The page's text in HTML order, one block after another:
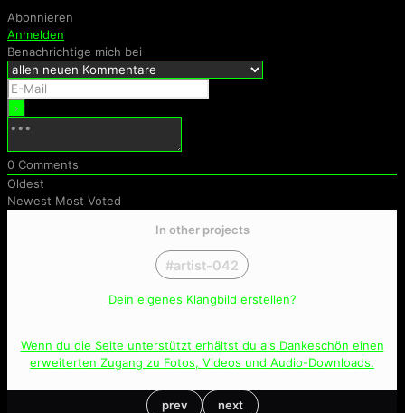
Abonnieren
Anmelden
Benachrichtige mich bei
0 Comments
Oldest
Newest Most Voted
In other projects
#artist-042
Dein eigenes Klangbild erstellen?
Wenn du die Seite unterstützt erhältst du als Dankeschön einen
erweiterten Zugang zu Fotos, Videos und Audio-Downloads.
prev next